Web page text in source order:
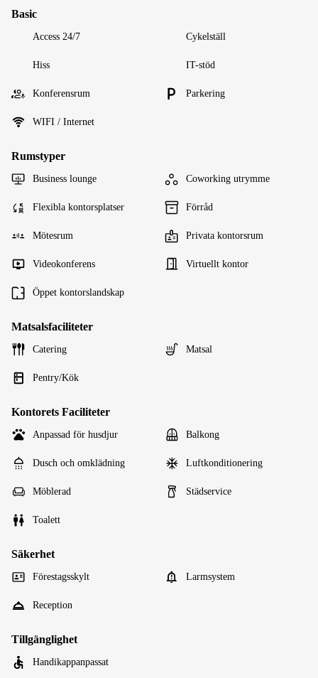
Basic
Access 24/7 Cykelställ
Hiss IT-stöd
Konferensrum Parkering
WIFI / Internet
Rumstyper
Business lounge Coworking utrymme
Flexibla kontorsplatser Förråd
Mötesrum Privata kontorsrum
Videokonferens Virtuellt kontor
Öppet kontorslandskap
Matsalsfaciliteter
Catering Matsal
Pentry/Kök
Kontorets Faciliteter
Anpassad för husdjur Balkong
Dusch och omklädning Luftkonditionering
Möblerad Städservice
Toalett
Säkerhet
Förestagsskylt Larmsystem
Reception
Tillgänglighet
Handikappanpassat